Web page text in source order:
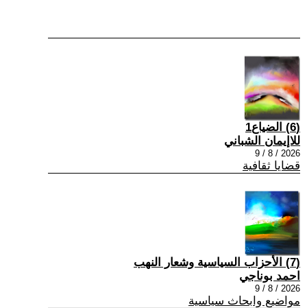
(6) الضياع1
للاإيمان الشباني
2026 / 8 / 9
قضايا ثقافية
(7) الأحزاب السياسية وشعار النهب
احمد بوناجي
2026 / 8 / 9
مواضيع وابحاث سياسية